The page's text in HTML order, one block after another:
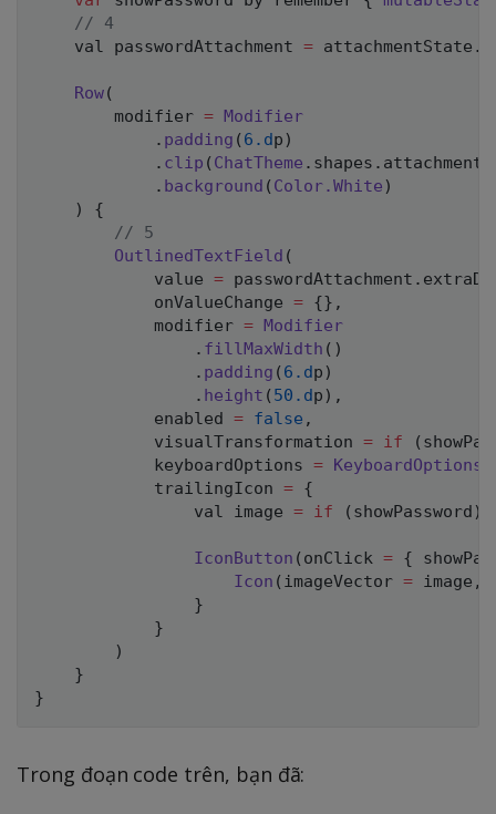
// 4
    val passwordAttachment
= attachmentState .
Row(
        modifier
= Modifier
. padding ( 6.dp )
. clip ( ChatTheme . shapes . attachment
. background ( Color.White )
)
{
// 5
OutlinedTextField (
            value
= passwordAttachment .
            onValueChange
= {} ,
            modifier
= Modifier
. fillMaxWidth ( )
. padding ( 6.dp )
. height ( 50.dp ) ,
            enabled
= false ,
            visualTransformation
= if (
            keyboardOptions
= KeyboardOptions
            trailingIcon
= {
                val image
= if ( showPassword )
IconButton ( onClick = {
Icon ( imageVector = image ,
}
}
)
}
}
Trong đoạn code trên, bạn đã: